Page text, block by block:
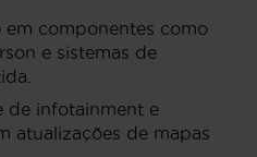
em componentes como
e sistemas de
de infotainment e
atualizações de mapas